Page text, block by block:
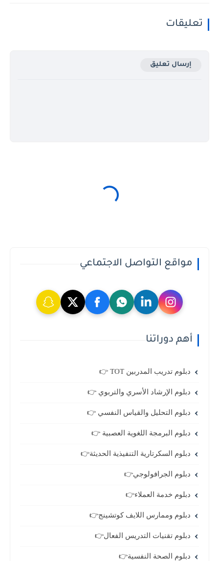
تعليقات
إرسال تعليق
مواقع التواصل الاجتماعي
أهم دوراتنا
دبلوم تدريب المدربين TOT 👉
دبلوم الإرشاد الأسري والتربوي 👉
دبلوم التحليل والقياس النفسي 👉
دبلوم البرمجة اللغوية العصبية 👉
دبلوم السكرتارية التنفيذية الحديثة👉
دبلوم الجرافولوجي👉
دبلوم خدمة العملاء👉
دبلوم وممارس اللايف كوتشينج👉
دبلوم تقنيات التدريس الفعال👉
دبلوم الصحة النفسية👉